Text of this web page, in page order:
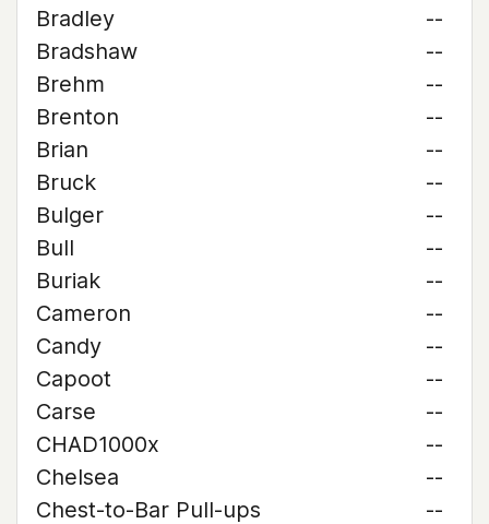
Bradley
--
Bradshaw
--
Brehm
--
Brenton
--
Brian
--
Bruck
--
Bulger
--
Bull
--
Buriak
--
Cameron
--
Candy
--
Capoot
--
Carse
--
CHAD1000x
--
Chelsea
--
Chest-to-Bar Pull-ups
--